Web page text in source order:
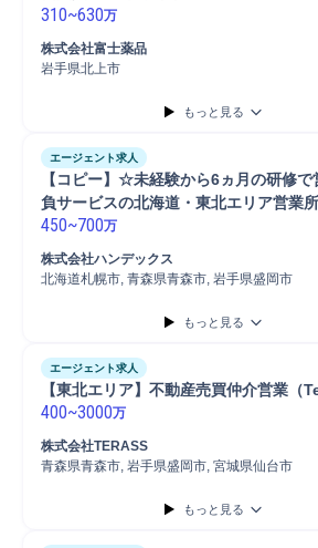
310~630万
株式会社富士薬品
岩手県北上市
もっと見る
エージェント求人
【コピー】☆未経験から6ヵ月の研修
負サービスの北海道・東北エリア営業
450~700万
株式会社ハンデックス
北海道札幌市, 青森県青森市, 岩手県盛岡市
もっと見る
エージェント求人
【東北エリア】不動産売買仲介営業（
400~3000万
株式会社TERASS
青森県青森市, 岩手県盛岡市, 宮城県仙台市
もっと見る